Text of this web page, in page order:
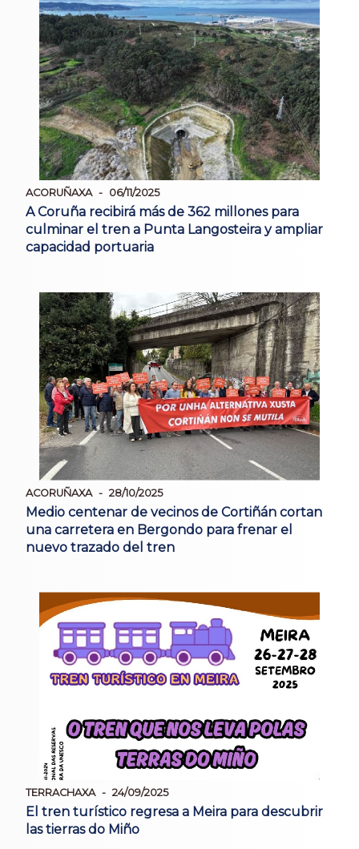
ACORUÑAXA 06/11/2025
A Coruña recibirá más de 362 millones para
culminar el tren a Punta Langosteira y ampliar
capacidad portuaria
ACORUÑAXA 28/10/2025
Medio centenar de vecinos de Cortiñán cortan
una carretera en Bergondo para frenar el
nuevo trazado del tren
TERRACHAXA 24/09/2025
El tren turístico regresa a Meira para descubrir
las tierras do Miño